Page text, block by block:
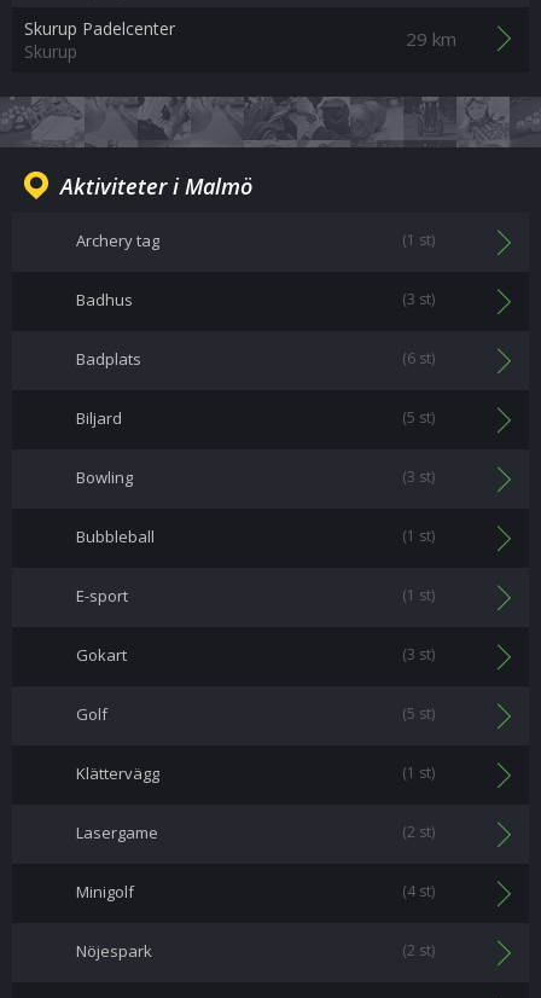
Skurup Padelcenter
Skurup
29 km
Aktiviteter i Malmö
Archery tag (1 st)
Badhus (3 st)
Badplats (6 st)
Biljard (5 st)
Bowling (3 st)
Bubbleball (1 st)
E-sport (1 st)
Gokart (3 st)
Golf (5 st)
Klättervägg (1 st)
Lasergame (2 st)
Minigolf (4 st)
Nöjespark (2 st)